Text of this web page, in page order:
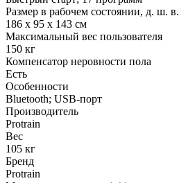
Размер в рабочем состоянии, д. ш. в.
186 х 95 х 143 см
Максимальный вес пользователя
150 кг
Компенсатор неровности пола
Есть
Особенности
Bluetooth; USB-порт
Производитель
Protrain
Вес
105 кг
Бренд
Protrain